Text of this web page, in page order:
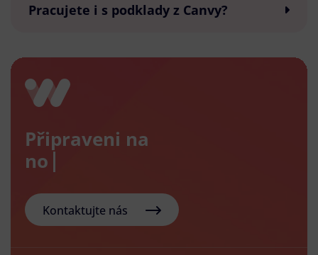
Pracujete i s podklady z Canvy?
Připraveni na
nový e-
Kontaktujte nás